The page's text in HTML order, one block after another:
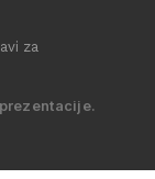
za